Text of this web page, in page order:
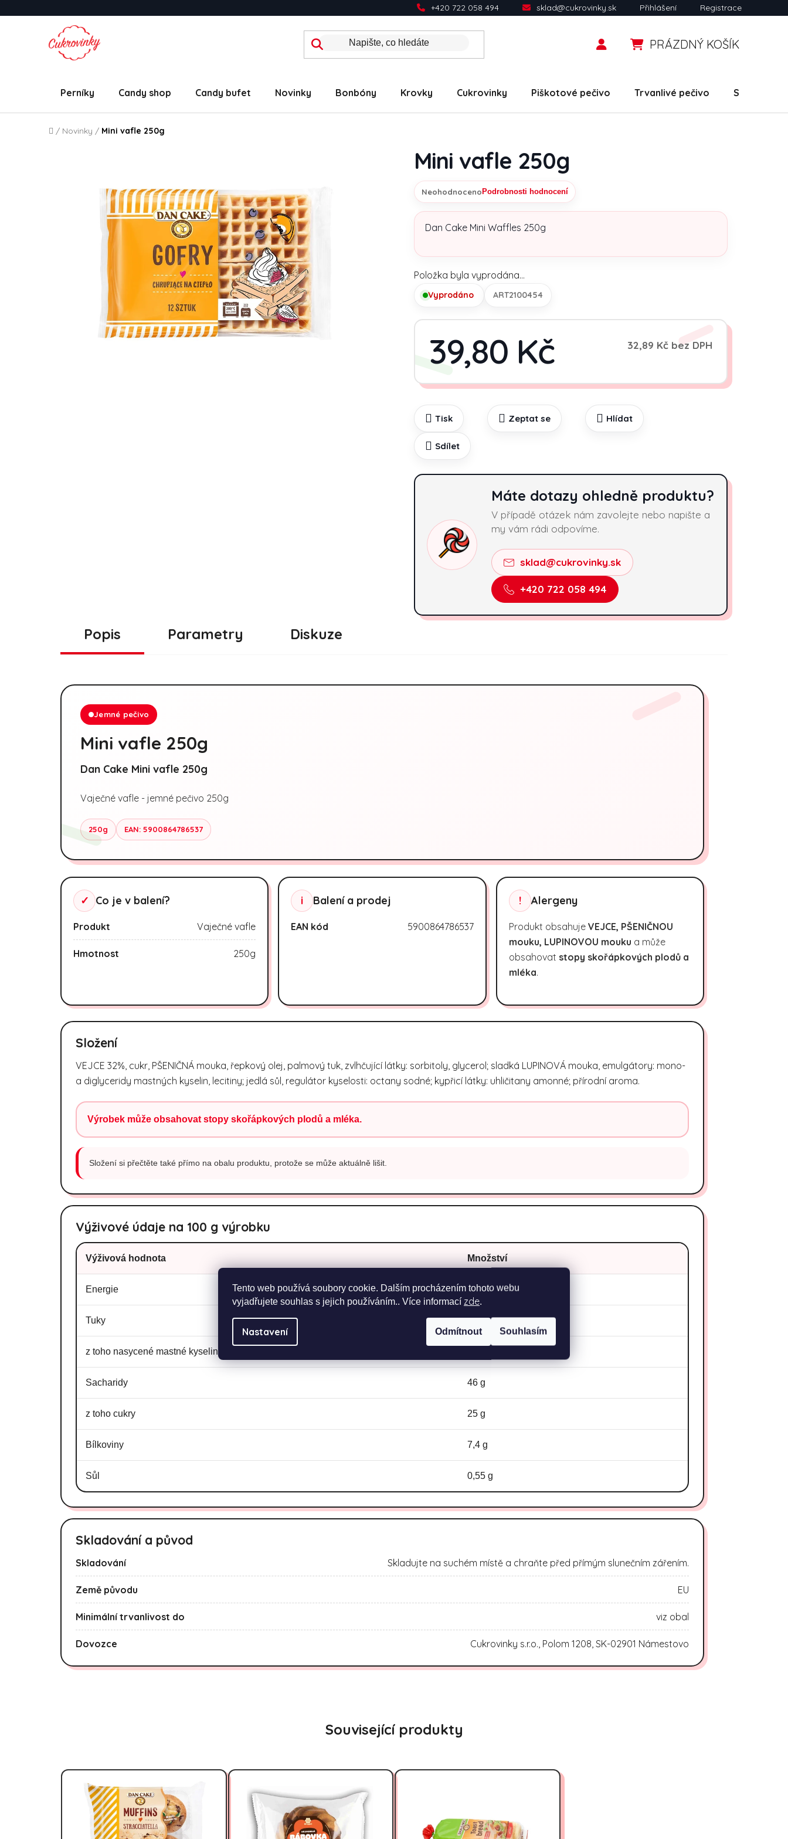
Tento web používá soubory cookie. Dalším procházením tohoto webu
vyjadřujete souhlas s jejich používáním.. Více informací zde.
Nastavení Odmítnout Souhlasím
+420 722 058 494 sklad@cukrovinky.sk Přihlášení Registrace
PRÁZDNÝ KOŠÍK
Perníky Candy shop Candy bufet Novinky Bonbóny Krovky Cukrovinky Piškotové pečivo Trvanlivé pečivo Slané
Domů
/ Novinky / Mini vafle 250g
Mini vafle 250g
Průměrné hodnocení produktu je 0,0 z 5 hvězdiček.
Neohodnoceno Podrobnosti hodnocení
Dan Cake Mini Waffles 250g
Položka byla vyprodána…
Vyprodáno ART2100454
39,80 Kč
32,89 Kč bez DPH
Tisk Zeptat se Hlídat
Sdílet
Máte dotazy ohledně produktu?
V případě otázek nám zavolejte nebo napište a
my vám rádi odpovíme.
sklad@cukrovinky.sk
+420 722 058 494
Popis Parametry Diskuze
Jemné pečivo
Mini vafle 250g
Dan Cake Mini vafle 250g
Vaječné vafle - jemné pečivo 250g
250g EAN: 5900864786537
✓ Co je v balení?
Produkt Vaječné vafle
Hmotnost 250g
i Balení a prodej
EAN kód 5900864786537
! Alergeny
Produkt obsahuje VEJCE, PŠENIČNOU
mouku, LUPINOVOU mouku a může
obsahovat stopy skořápkových plodů a
mléka.
Složení
VEJCE 32%, cukr, PŠENIČNÁ mouka, řepkový olej, palmový tuk, zvlhčující látky: sorbitoly, glycerol; sladká LUPINOVÁ mouka, emulgátory: mono-
a diglyceridy mastných kyselin, lecitiny; jedlá sůl, regulátor kyselosti: octany sodné; kypřicí látky: uhličitany amonné; přírodní aroma.
Výrobek může obsahovat stopy skořápkových plodů a mléka.
Složení si přečtěte také přímo na obalu produktu, protože se může aktuálně lišit.
Výživové údaje na 100 g výrobku
Výživová hodnota Množství
Energie 1997 kJ / 479 kcal
Tuky 30 g
z toho nasycené mastné kyseliny
Sacharidy 46 g
z toho cukry 25 g
Bílkoviny 7,4 g
Sůl 0,55 g
Skladování a původ
Skladování Skladujte na suchém místě a chraňte před přímým slunečním zářením.
Země původu EU
Minimální trvanlivost do viz obal
Dovozce Cukrovinky s.r.o., Polom 1208, SK-02901 Námestovo
Související produkty